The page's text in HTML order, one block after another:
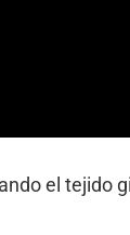
el tejido